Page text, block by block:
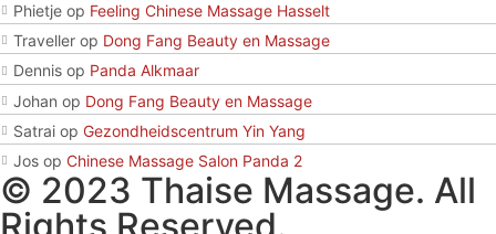
Phietje op Feeling Chinese Massage Hasselt
Traveller op Dong Fang Beauty en Massage
Dennis op Panda Alkmaar
Johan op Dong Fang Beauty en Massage
Satrai op Gezondheidscentrum Yin Yang
Jos op Chinese Massage Salon Panda 2
© 2023 Thaise Massage. All